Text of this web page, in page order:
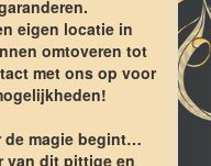
eigen locatie in
omtoveren tot
met ons op voor
de magie begint…
van dit pittige en